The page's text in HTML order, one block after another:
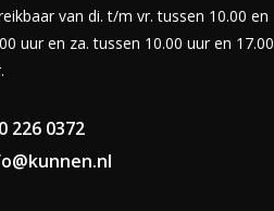
van di. t/m vr. tussen 10.00 en
uur en za. tussen 10.00 uur en 17.00
226 0372